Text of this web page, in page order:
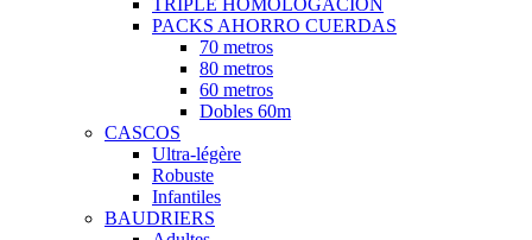
TRIPLE HOMOLOGACIÓN
PACKS AHORRO CUERDAS
70 metros
80 metros
60 metros
Dobles 60m
CASCOS
Ultra-légère
Robuste
Infantiles
BAUDRIERS